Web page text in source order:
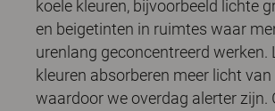
koele kleuren, bijvoorbeeld lichte
en beigetinten in ruimtes waar
urenlang geconcentreerd werken.
kleuren absorberen meer licht van
waardoor we overdag alerter zijn.